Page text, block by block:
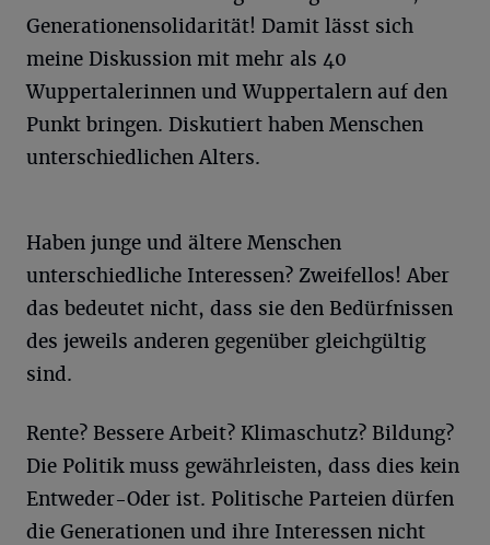
Generationensolidarität! Damit lässt sich
meine Diskussion mit mehr als 40
Wuppertalerinnen und Wuppertalern auf den
Punkt bringen. Diskutiert haben Menschen
unterschiedlichen Alters.
Haben junge und ältere Menschen
unterschiedliche Interessen? Zweifellos! Aber
das bedeutet nicht, dass sie den Bedürfnissen
des jeweils anderen gegenüber gleichgültig
sind.
Rente? Bessere Arbeit? Klimaschutz? Bildung?
Die Politik muss gewährleisten, dass dies kein
Entweder-Oder ist. Politische Parteien dürfen
die Generationen und ihre Interessen nicht